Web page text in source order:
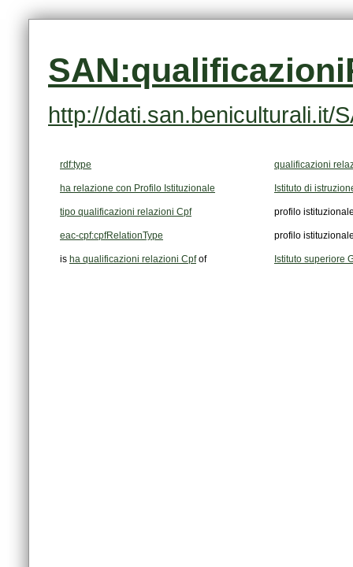
http://dati.san.beniculturali.it/
rdf:type qualificazioni
ha relazione con Profilo Istituzionale Istituto di
tipo qualificazioni relazioni Cpf profilo
eac-cpf:cpfRelationType profilo
is ha qualificazioni relazioni Cpfof Istituto superiore